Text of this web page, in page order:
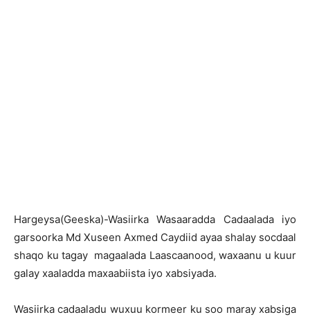
Hargeysa(Geeska)-Wasiirka Wasaaradda Cadaalada iyo
garsoorka Md Xuseen Axmed Caydiid ayaa shalay socdaal
shaqo ku tagay magaalada Laascaanood, waxaanu u kuur
galay xaaladda maxaabiista iyo xabsiyada.
Wasiirka cadaaladu wuxuu kormeer ku soo maray xabsiga